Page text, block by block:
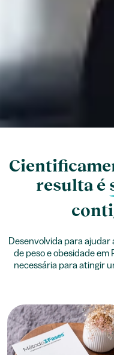
resulta é
Desenvolvida para ajudar
de peso e obesidade em
necessária para atingir